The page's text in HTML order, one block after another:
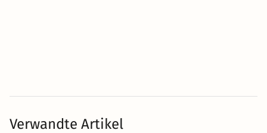
Verwandte Artikel